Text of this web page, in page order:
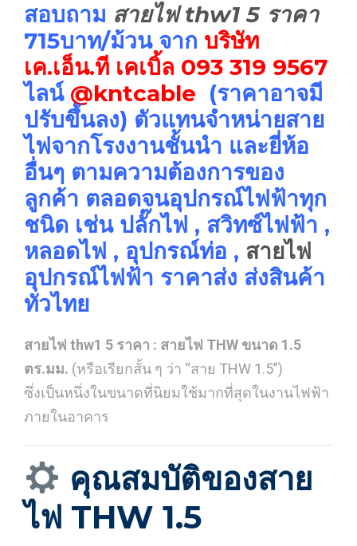
สอบถาม สายไฟ thw1 5 ราคา
715บาท/ม้วน จาก บริษัท
เค.เอ็น.ที เคเบิ้ล 093 319 9567
ไลน์ @kntcable (ราคาอาจมี
ปรับขึ้นลง) ตัวแทนจำหน่ายสาย
ไฟจากโรงงานชั้นนำ และยี่ห้อ
อื่นๆ ตามความต้องการของ
ลูกค้า ตลอดจนอุปกรณ์ไฟฟ้าทุก
ชนิด เช่น ปลั๊กไฟ , สวิทซ์ไฟฟ้า ,
หลอดไฟ , อุปกรณ์ท่อ , สายไฟ
อุปกรณ์ไฟฟ้า ราคาส่ง ส่งสินค้า
ทั่วไทย
สายไฟ thw1 5 ราคา : สายไฟ THW ขนาด 1.5
ตร.มม. (หรือเรียกสั้น ๆ ว่า “สาย THW 1.5”)
ซึ่งเป็นหนึ่งในขนาดที่นิยมใช้มากที่สุดในงานไฟฟ้า
ภายในอาคาร
คุณสมบัติของสาย
ไฟ THW 1.5